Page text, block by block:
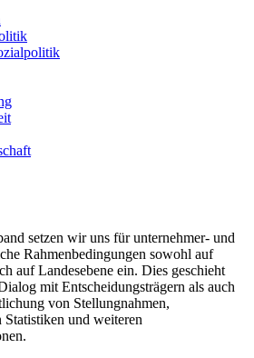
setzen wir uns für unternehmer- und
Rahmenbedingungen sowohl auf
auf Landesebene ein. Dies geschieht
mit Entscheidungsträgern als auch
von Stellungnahmen,
und weiteren